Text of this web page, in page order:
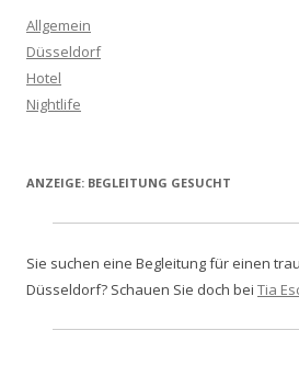
Allgemein
Düsseldorf
Hotel
Nightlife
ANZEIGE: BEGLEITUNG GESUCHT
Sie suchen eine Begleitung für einen
Düsseldorf? Schauen Sie doch bei Tia